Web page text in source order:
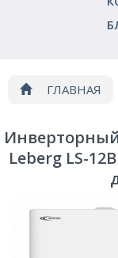
ГЛАВНАЯ
Leberg LS-